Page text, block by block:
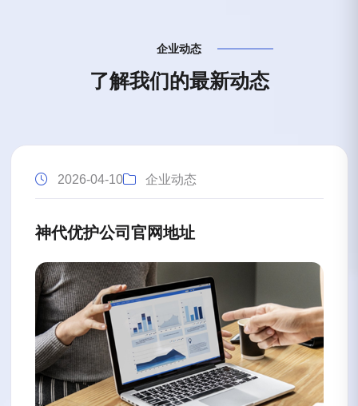
企业动态
了解我们的最新动态
2026-04-10 企业动态
神代优护公司官网地址